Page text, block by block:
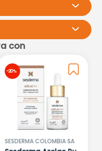
para
con
-20 %
SESDERMA COLOMBIA SA